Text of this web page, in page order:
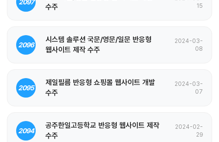
2097
수주
15
2096
시스템 솔루션 국문/영문/일문 반응형
웹사이트 제작 수주
2024-03-
08
2095
제일필름 반응형 쇼핑몰 웹사이트 개발
수주
2024-03-
07
2094
공주한일고등학교 반응형 웹사이트 제작
수주
2024-02-
29